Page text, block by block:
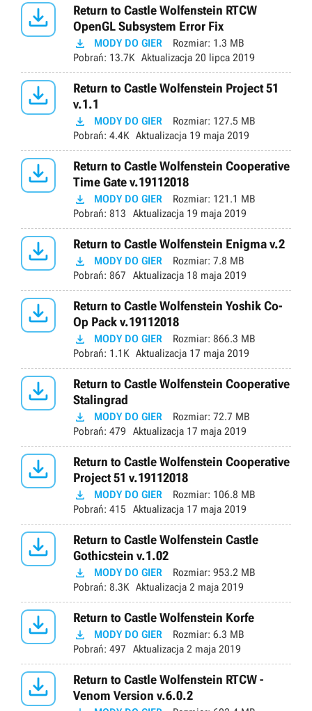

Return to Castle Wolfenstein RTCW
OpenGL Subsystem Error Fix
 MODY DO GIER Rozmiar: 1.3 MB
Pobrań: 13.7K Aktualizacja 20 lipca 2019

Return to Castle Wolfenstein Project 51
v.1.1
 MODY DO GIER Rozmiar: 127.5 MB
Pobrań: 4.4K Aktualizacja 19 maja 2019

Return to Castle Wolfenstein Cooperative
Time Gate v.19112018
 MODY DO GIER Rozmiar: 121.1 MB
Pobrań: 813 Aktualizacja 19 maja 2019
 Return to Castle Wolfenstein Enigma v.2
 MODY DO GIER Rozmiar: 7.8 MB
Pobrań: 867 Aktualizacja 18 maja 2019

Return to Castle Wolfenstein Yoshik Co-
Op Pack v.19112018
 MODY DO GIER Rozmiar: 866.3 MB
Pobrań: 1.1K Aktualizacja 17 maja 2019

Return to Castle Wolfenstein Cooperative
Stalingrad
 MODY DO GIER Rozmiar: 72.7 MB
Pobrań: 479 Aktualizacja 17 maja 2019

Return to Castle Wolfenstein Cooperative
Project 51 v.19112018
 MODY DO GIER Rozmiar: 106.8 MB
Pobrań: 415 Aktualizacja 17 maja 2019

Return to Castle Wolfenstein Castle
Gothicstein v.1.02
 MODY DO GIER Rozmiar: 953.2 MB
Pobrań: 8.3K Aktualizacja 2 maja 2019
 Return to Castle Wolfenstein Korfe
 MODY DO GIER Rozmiar: 6.3 MB
Pobrań: 497 Aktualizacja 2 maja 2019

Return to Castle Wolfenstein RTCW -
Venom Version v.6.0.2